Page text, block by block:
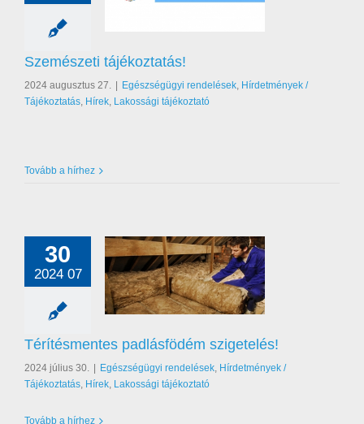
tájékoztatás!
rendelések
/ Tájékoztatás
Szemészeti tájékoztatás!
2024 augusztus 27. Egészségügyi rendelések, Hírdetmények /
Tájékoztatás, Hírek, Lakossági tájékoztató
Tovább a hírhez
30
2024 07
padlásfödém
rendelések
/ Tájékoztatás
tájékoztató
Térítésmentes padlásfödém szigetelés!
2024 július 30. Egészségügyi rendelések, Hírdetmények /
Tájékoztatás, Hírek, Lakossági tájékoztató
Tovább a hírhez